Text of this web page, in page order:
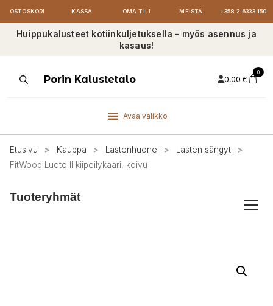
OSTOSKORI KASSA OMA TILI MEISTÄ +358 2 6333 150
Huippukalusteet kotiinkuljetuksella - myös asennus ja
kasaus!
ProductsPorin Kalustetalo 0,00 €
0
Avaa valikko
Etusivu > Kauppa > Lastenhuone > Lasten sängyt
>
FitWood Luoto II kiipeilykaari, koivu
Tuoteryhmät